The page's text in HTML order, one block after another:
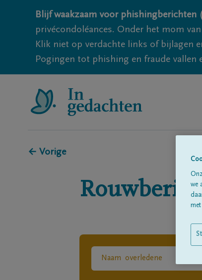
Blijf waakzaam voor
privécondoléances. Onder het mom
Klik niet op verdachte links of bijlagen
Pogingen tot phishing en fraude
← Vorige
we